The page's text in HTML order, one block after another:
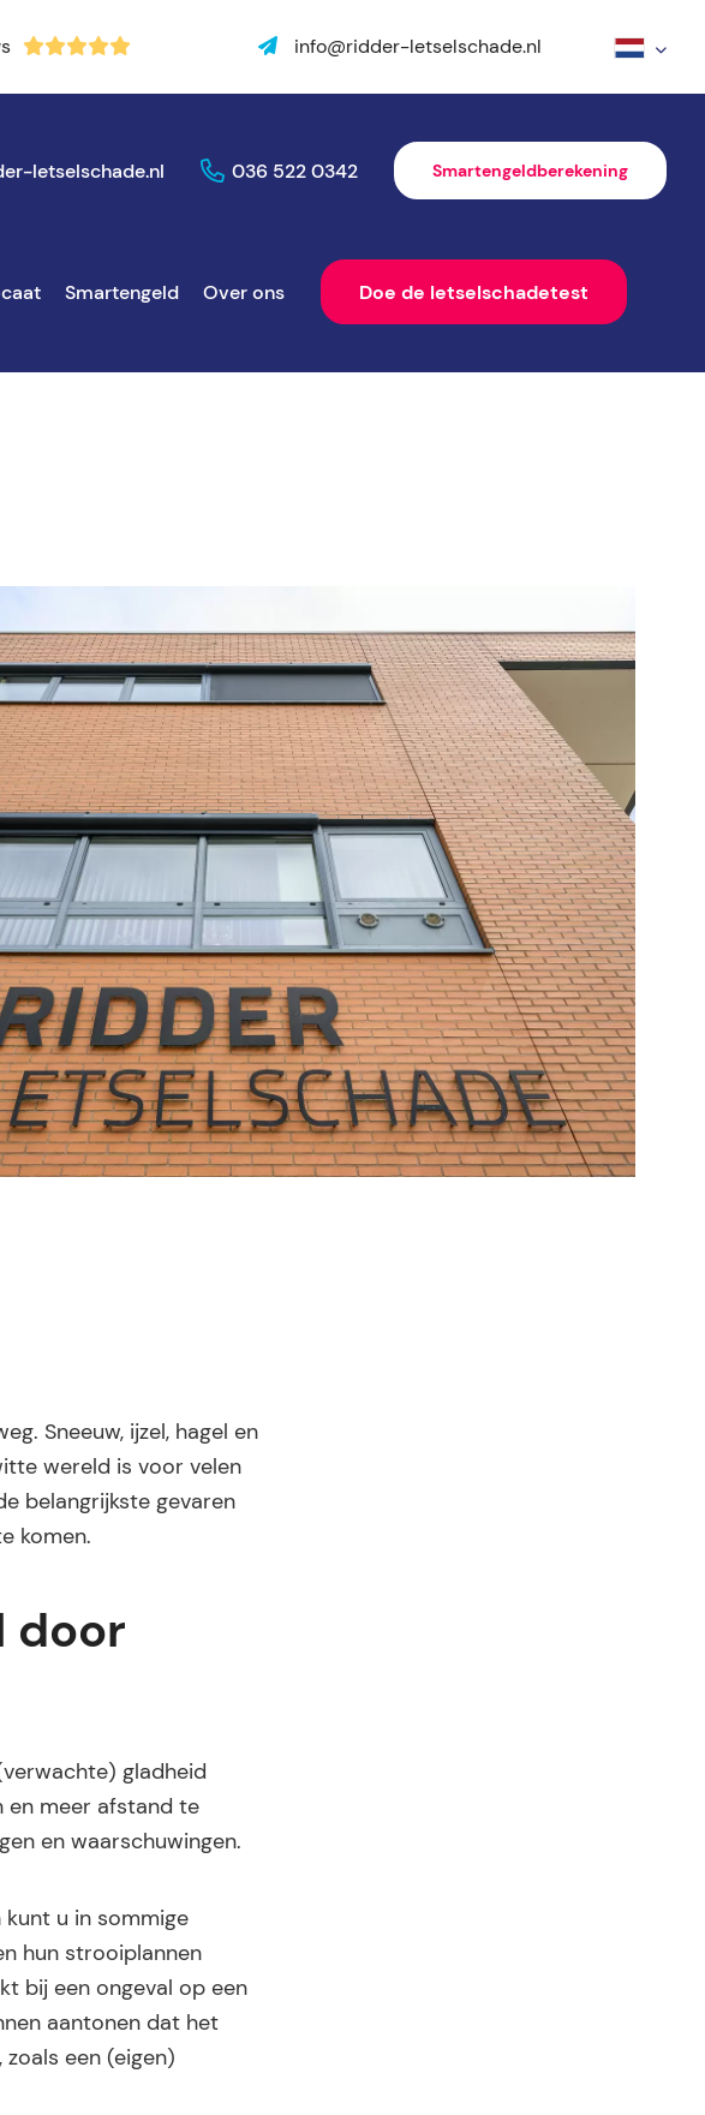
info@ridder-letselschade.nl
letselschade.nl 036 522 0342 Smartengeldberekening
Smartengeld Over ons Doe de letselschadetest
Sneeuw, ijzel, hagel en
wereld is voor velen
belangrijkste gevaren
komen.
door
gladheid
en meer afstand te
en waarschuwingen.
u in sommige
hun strooiplannen
bij een ongeval op een
aantonen dat het
een (eigen)